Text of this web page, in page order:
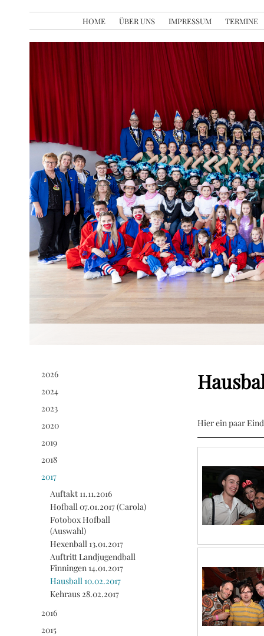
HOME ÜBER UNS IMPRESSUM TERMINE
2026
2024
2023
2020
2019
2018
2017
Auftakt 11.11.2016
Hofball 07.01.2017 (Carola)
Fotobox Hofball
(Auswahl)
Hexenball 13.01.2017
Auftritt Landjugendball
Finningen 14.01.2017
Hausball 10.02.2017
Kehraus 28.02.2017
2016
2015
Hier ein paar